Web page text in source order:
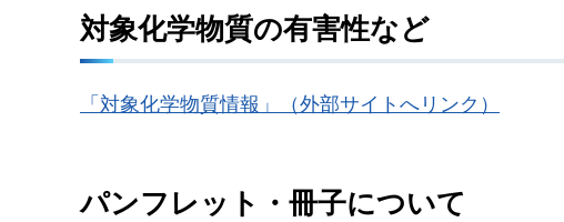
対象化学物質の有害性など
「対象化学物質情報」（外部サイトへリンク）
パンフレット・冊子について